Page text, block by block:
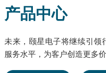
产品中心
未来，颐星电子将继续引领
服务水平，为客户创造更多